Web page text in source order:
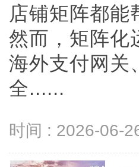
店铺矩阵都能
然而，矩阵化
海外支付网关
全......
时间 : 2026-06-